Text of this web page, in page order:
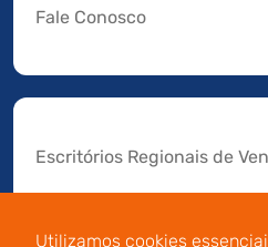
Utilizamos cookies
Fale Conosco
Escritórios Regionais de